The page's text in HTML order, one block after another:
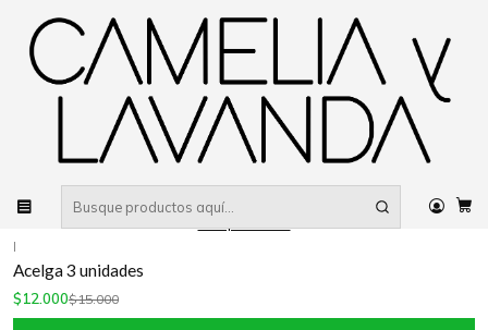
Inicio New In
|Camelia y Lavanda
Rúcula 3 unidades
$12.000
Cantidad
|
Acelga 3 unidades
$12.000$15.000